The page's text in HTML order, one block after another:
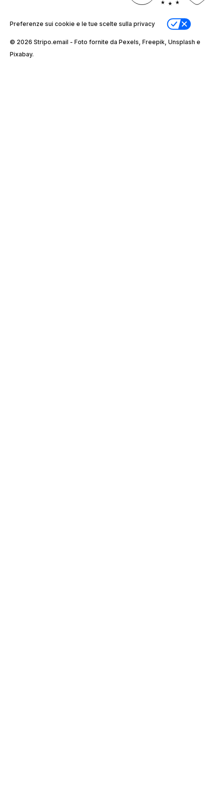
Preferenze sui cookie e le tue scelte sulla privacy
© 2026 Stripо.email - Foto fornite da Pexels, Freepik, Unsplash e
Pixabay.